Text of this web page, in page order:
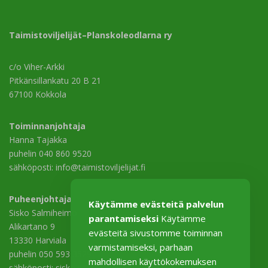
Taimistoviljelijät–Planskoleodlarna ry
c/o Viher-Arkki
Pitkänsillankatu 20 B 21
67100 Kokkola
Toiminnanjohtaja
Hanna Tajakka
puhelin 040 860 9520
sähköposti: info@taimistoviljelijat.fi
Puheenjohtaja
Sisko Salmiheimo
Alikartano 9
13330 Harviala
puhelin 050 593 3529
Käytämme evästeitä palvelun
parantamiseksi Käytämme
evästeitä sivustomme toiminnan
varmistamiseksi, parhaan
mahdollisen käyttökokemuksen